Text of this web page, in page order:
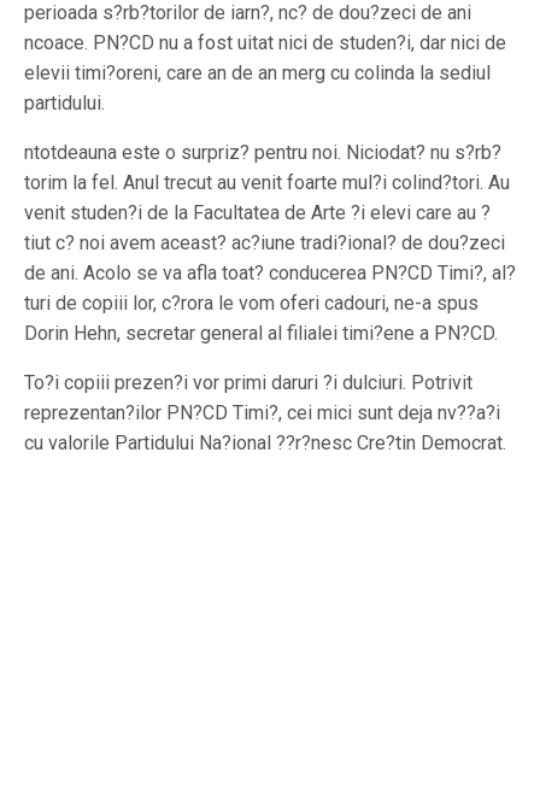
perioada s?rb?torilor de iarn?, nc? de dou?zeci de ani
ncoace. PN?CD nu a fost uitat nici de studen?i, dar nici de
elevii timi?oreni, care an de an merg cu colinda la sediul
partidului.
ntotdeauna este o surpriz? pentru noi. Niciodat? nu s?rb?
torim la fel. Anul trecut au venit foarte mul?i colind?tori. Au
venit studen?i de la Facultatea de Arte ?i elevi care au ?
tiut c? noi avem aceast? ac?iune tradi?ional? de dou?zeci
de ani. Acolo se va afla toat? conducerea PN?CD Timi?, al?
turi de copiii lor, c?rora le vom oferi cadouri, ne-a spus
Dorin Hehn, secretar general al filialei timi?ene a PN?CD.
To?i copiii prezen?i vor primi daruri ?i dulciuri. Potrivit
reprezentan?ilor PN?CD Timi?, cei mici sunt deja nv??a?i
cu valorile Partidului Na?ional ??r?nesc Cre?tin Democrat.